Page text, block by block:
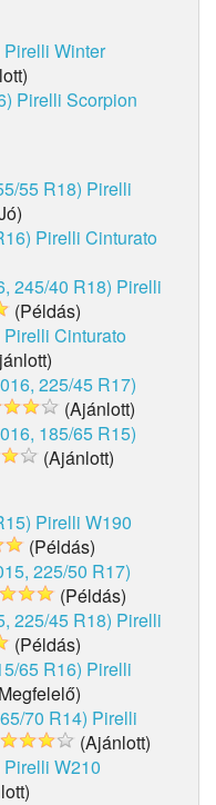
Pirelli Winter
Pirelli Scorpion
55 R18) Pirelli
Pirelli Cinturato
245/40 R18) Pirelli
(Példás)
Pirelli Cinturato
225/45 R17)
(Ajánlott)
185/65 R15)
(Ajánlott)
Pirelli W190
(Példás)
225/50 R17)
(Példás)
225/45 R18) Pirelli
(Példás)
65 R16) Pirelli
70 R14) Pirelli
(Ajánlott)
Pirelli W210